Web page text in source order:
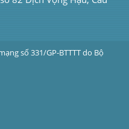
số 331/GP-BTTTT do Bộ